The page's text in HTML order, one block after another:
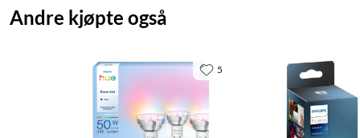
Andre kjøpte også
5